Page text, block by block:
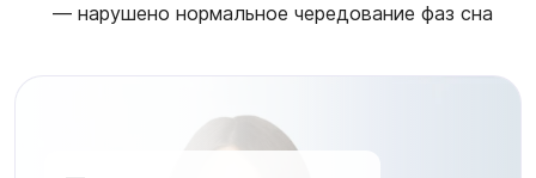
— нарушено нормальное чередование фаз сна